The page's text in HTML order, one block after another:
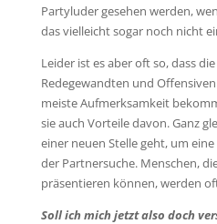
Partyluder gesehen werden,
das vielleicht sogar noch nicht
Leider ist es aber oft so, dass
Redegewandten und
meiste Aufmerksamkeit
sie auch Vorteile davon. Ganz
einer neuen Stelle geht, um
der Partnersuche. Menschen,
präsentieren können, werden
Soll ich mich jetzt also doch